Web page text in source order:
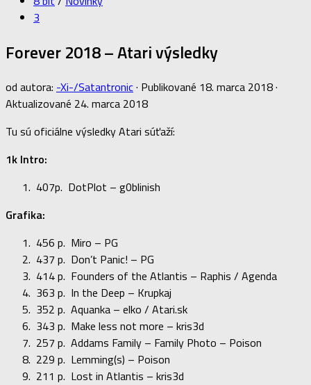
3
Forever 2018 – Atari výsledky
od autora: -Xi-/Satantronic· Publikované 18. marca 2018·
Aktualizované 24. marca 2018
Tu sú oficiálne výsledky Atari súťaží:
1k Intro:
407p. DotPlot – g0blinish
Grafika:
456 p. Miro – PG
437 p. Don’t Panic! – PG
414 p. Founders of the Atlantis – Raphis / Agenda
363 p. In the Deep – Krupkaj
352 p. Aquanka – elko / Atari.sk
343 p. Make less not more – kris3d
257 p. Addams Family – Family Photo – Poison
229 p. Lemming(s) – Poison
211 p. Lost in Atlantis – kris3d